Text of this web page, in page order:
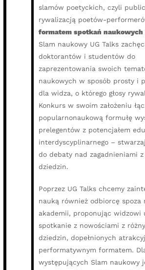
slamów poetyckich, czyli
rywalizacją poetów-
formatem spotkań naukowych
Slam naukowy UG Talks
doktorantów i studentów do
zaprezentowania swoich
naukowych w sposób prosty i
dla widza, o którego głosy
Konkurs w swoim założeniu
popularnonaukową formułę
prelegentów z potencjałem
interdyscyplinarnego –
do debaty nad zagadnieniami
dziedzin.
Poprzez UG Talks chcemy
nauką również odbiorcę spoza
akademii, proponując widzowi
spotkanie z nowościami z
dziedzin, dopełnionych
performatywnym formatem.
występujących Slam naukowy